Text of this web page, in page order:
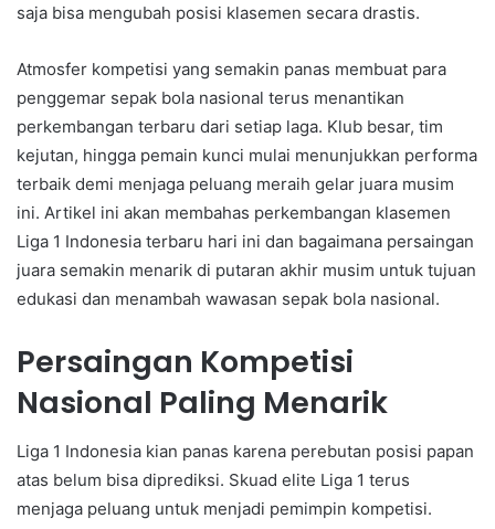
saja bisa mengubah posisi klasemen secara drastis.
Atmosfer kompetisi yang semakin panas membuat para
penggemar sepak bola nasional terus menantikan
perkembangan terbaru dari setiap laga. Klub besar, tim
kejutan, hingga pemain kunci mulai menunjukkan performa
terbaik demi menjaga peluang meraih gelar juara musim
ini. Artikel ini akan membahas perkembangan klasemen
Liga 1 Indonesia terbaru hari ini dan bagaimana persaingan
juara semakin menarik di putaran akhir musim untuk tujuan
edukasi dan menambah wawasan sepak bola nasional.
Persaingan Kompetisi
Nasional Paling Menarik
Liga 1 Indonesia kian panas karena perebutan posisi papan
atas belum bisa diprediksi. Skuad elite Liga 1 terus
menjaga peluang untuk menjadi pemimpin kompetisi.